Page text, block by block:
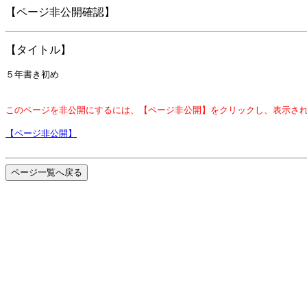
【ページ非公開確認】
【タイトル】
５年書き初め
このページを非公開にするには、【ページ非公開】をクリックし、表示さ
【ページ非公開】